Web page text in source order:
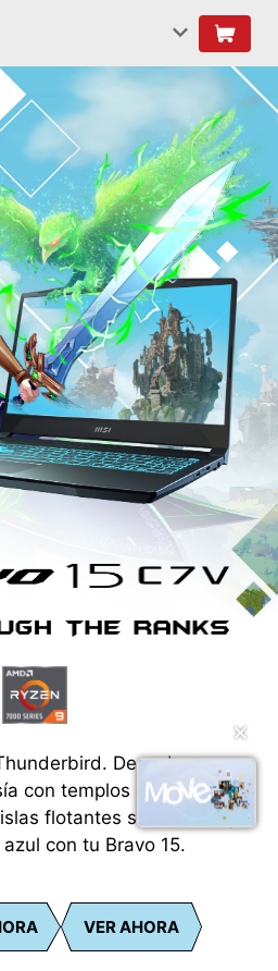
✕
Descubre un
con templos antiguos,
flotantes situadas bajo
con tu Bravo 15.
VER AHORA